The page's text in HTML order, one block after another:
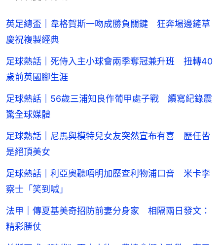
英足總盃｜韋格賀斯一吻成勝負關鍵 狂奔場邊鏟草
慶祝複製經典
足球熱話｜死侍入主小球會兩季奪冠兼升班 扭轉40
歲前英國腳生涯
足球熱話｜56歲三浦知良作葡甲處子戰 續寫紀錄震
驚全球媒體
足球熱話｜尼馬與模特兒女友突然宣布有喜 歷任皆
是絕頂美女
足球熱話｜利亞奧聽唔明加歷查利物浦口音 米卡李
察士「笑到喊」
法甲｜傳夏基美奇招防前妻分身家 相隔兩日發文：
精彩勝仗